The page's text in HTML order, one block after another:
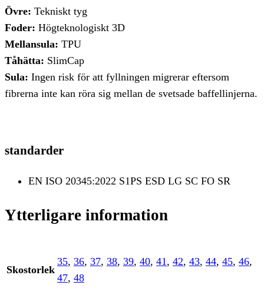
Övre: Tekniskt tyg
Foder: Högteknologiskt 3D
Mellansula: TPU
Tåhätta: SlimCap
Sula: Ingen risk för att fyllningen migrerar eftersom
fibrerna inte kan röra sig mellan de svetsade baffellinjerna.
standarder
EN ISO 20345:2022 S1PS ESD LG SC FO SR
Ytterligare information
Skostorlek
35, 36, 37, 38, 39, 40, 41, 42, 43, 44, 45, 46,
47, 48